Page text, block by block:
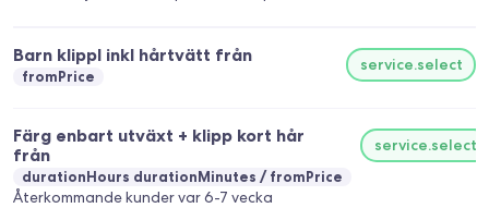
Barn kIippl inkl hårtvätt från
fromPrice
service.select
Färg enbart utväxt + klipp kort hår
från
durationHours durationMinutes fromPrice
service.select
Återkommande kunder var 6-7 vecka